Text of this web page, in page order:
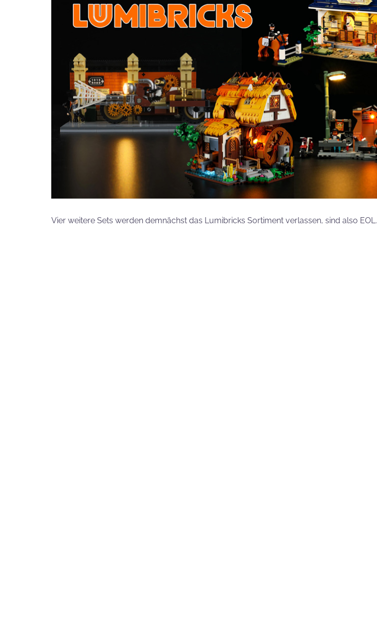
Vier weitere Sets werden demnächst das Lumibricks Sortiment verlassen, sind also EOL.